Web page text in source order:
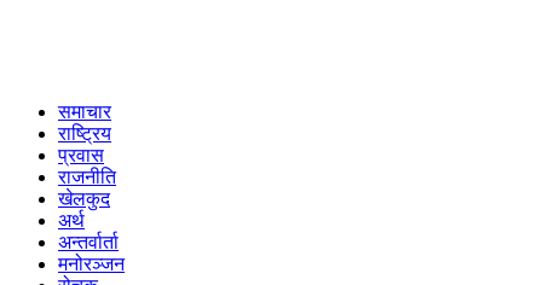
समाचार
राष्ट्रिय
प्रवास
राजनीति
खेलकुद
अर्थ
अन्तर्वार्ता
मनोरञ्जन